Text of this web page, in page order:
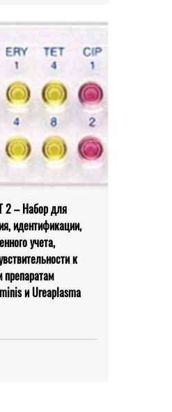
2 – Набор для
идентификации,
учета,
к
и Ureaplasma